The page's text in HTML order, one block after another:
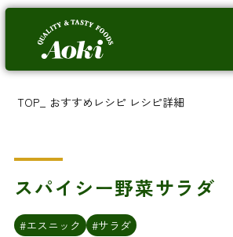
TOP おすすめレシピ レシピ詳細
スパイシー野菜サラダ
#エスニック #サラダ